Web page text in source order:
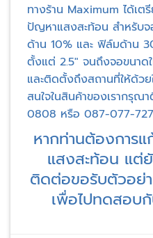
ทางร้าน Maximum ได้เต
ปัญหาแสงสะท้อน สำหรับจ
ด้าน 10% และ ฟิล์มด้าน
ตั้งแต่ 2.5″ จนถึงจอขนา
และติดตั้งถึงสถานที่ให้ด้ว
สนใจในสินค้าของเรากรุ
0808 หรือ 087-077-
หากท่านต้องกา
แสงสะท้อน แต่
ติดต่อขอรับตัวอย่
เพื่อไปทดสอบ